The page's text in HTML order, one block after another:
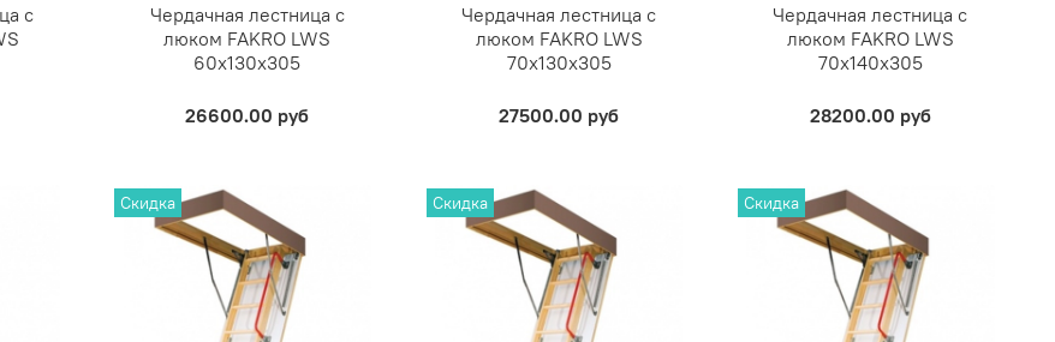
с
Чердачная лестница с
люком FAKRO LWS
60х130х305
26600.00 руб
Чердачная лестница с
люком FAKRO LWS
70х130х305
27500.00 руб
Чердачная лестница с
люком FAKRO LWS
70х140х305
28200.00 руб
Скидка Скидка Скидка